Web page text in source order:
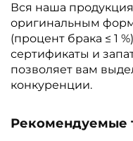
Вся наша
оригинальным
(процент брака ≤ 1
сертификаты и
позволяет вам
конкуренции.
Рекомендуемые